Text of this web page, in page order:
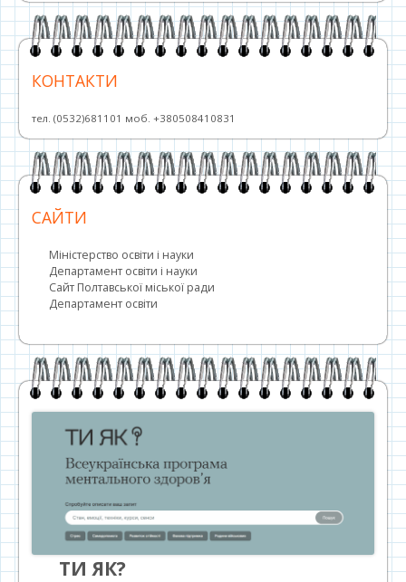
КОНТАКТИ
тел. (0532)681101 моб. +380508410831
САЙТИ
Міністерство освіти і науки
Департамент освіти і науки
Сайт Полтавської міської ради
Департамент освіти
ТИ ЯК?